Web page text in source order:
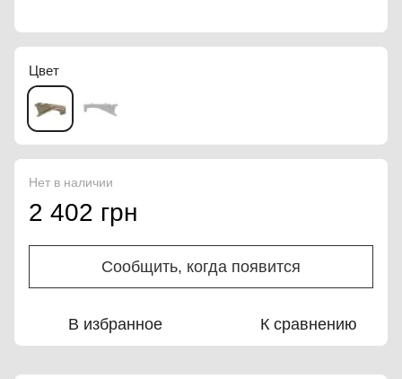
Цвет
Нет в наличии
2 402 грн
Сообщить, когда появится
В избранное К сравнению